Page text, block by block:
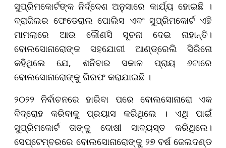
ସୁପ୍ରିମକୋର୍ଟଙ୍କ ନିର୍ଦ୍ଦେଶ ଅନୁସାରେ କାର୍ଯ୍ୟ ହୋଇଛି ।
ବ୍ରାଜିଲର ଫେଡେରାଲ ପୋଲିସ ଏବଂ ସୁପ୍ରିମକୋର୍ଟ ଏହି
ମାମଲାରେ ଆଉ କୌଣସି ସୂଚନା ଦେଇ ନାହାନ୍ତି।
ବୋଲସୋନାରୋଙ୍କ ସହଯୋଗୀ ଆଣ୍ଡ୍ରେଲି ସିରିନୋ
କହିଥିଲେ ଯେ, ଶନିବାର ସକାଳ ପ୍ରାୟ ୬ଟାରେ
ବୋଲସୋନାରୋଙ୍କୁ ଗିରଫ କରାଯାଇଛି ।
୨୦୨୨ ନିର୍ବାଚନରେ ହାରିବା ପରେ ବୋଲସୋନାରୋ ଏକ
ବିଦ୍ରୋହ କରିବାକୁ ପ୍ରୟାସ କରିଥିଲେ । ଏଥି ପାଇଁ
ସୁପ୍ରିମକୋର୍ଟ ତାଙ୍କୁ ଦୋଷୀ ସାବ୍ୟସ୍ତ କରିଥିଲେ।
ସେପ୍ଟେମ୍ବରରେ ବୋଲସୋନାରୋଙ୍କୁ ୨୭ ବର୍ଷ ଜେଲଦଣ୍ଡ